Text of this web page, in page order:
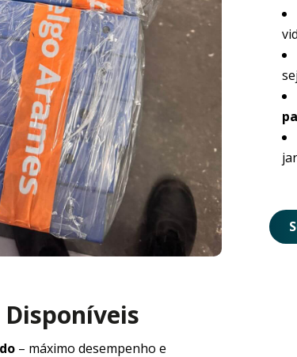
– máximo desempenho e